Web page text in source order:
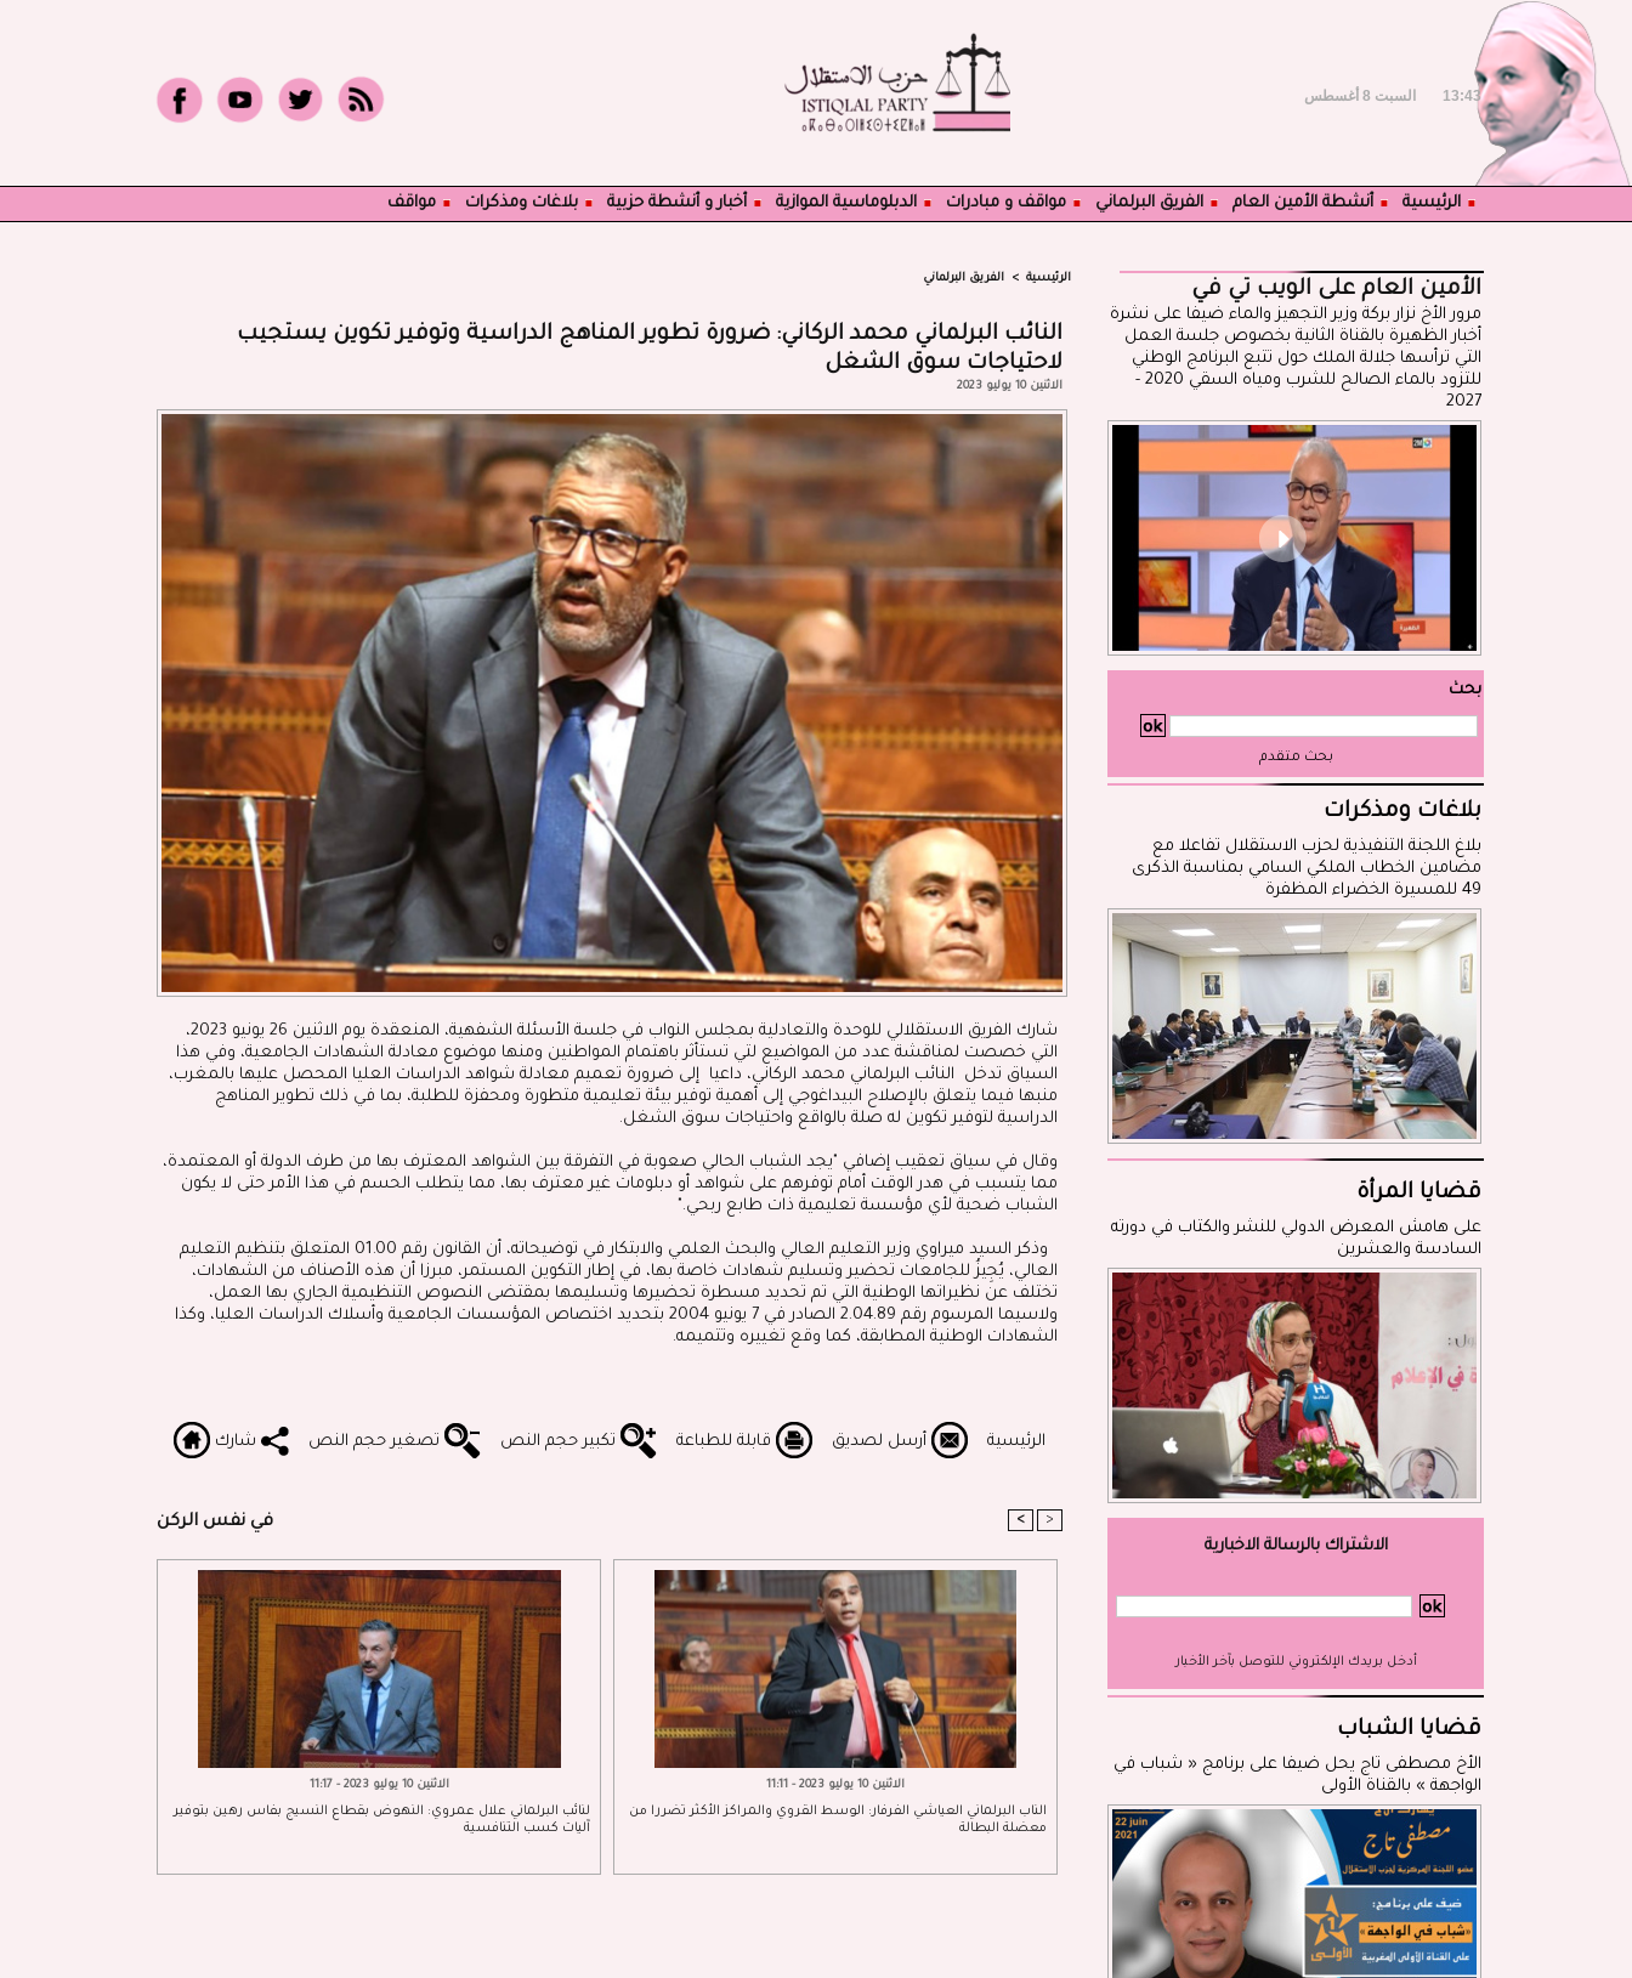
السبت 8 أغسطس 13:43
الرئيسية أنشطة الأمين العام الفريق البرلماني مواقف و مبادرات الدبلوماسية الموازية أخبار و أنشطة حزبية بلاغات ومذكرات مواقف
الرئيسية > الفريق البرلماني
النائب البرلماني محمد الركاني: ضرورة تطوير المناهج الدراسية وتوفير تكوين يستجيب
لاحتياجات سوق الشغل
الاثنين 10 يوليو 2023
شارك الفريق الاستقلالي للوحدة والتعادلية بمجلس النواب في جلسة الأسئلة الشفهية، المنعقدة يوم الاثنين 26 يونيو 2023،
التي خصصت لمناقشة عدد من المواضيع لتي تستأثر باهتمام المواطنين ومنها موضوع معادلة الشهادات الجامعية، وفي هذا
السياق تدخل النائب البرلماني محمد الركاني، داعيا إلى ضرورة تعميم معادلة شواهد الدراسات العليا المحصل عليها بالمغرب،
منبها فيما يتعلق بالإصلاح البيداغوجي إلى أهمية توفير بيئة تعليمية متطورة ومحفزة للطلبة، بما في ذلك تطوير المناهج
الدراسية لتوفير تكوين له صلة بالواقع واحتياجات سوق الشغل.
وقال في سياق تعقيب إضافي "يجد الشباب الحالي صعوبة في التفرقة بين الشواهد المعترف بها من طرف الدولة أو المعتمدة،
مما يتسبب في هدر الوقت أمام توفرهم على شواهد أو دبلومات غير معترف بها، مما يتطلب الحسم في هذا الأمر حتى لا يكون
الشباب ضحية لأي مؤسسة تعليمية ذات طابع ربحي".
وذكر السيد ميراوي وزير التعليم العالي والبحث العلمي والابتكار في توضيحاته، أن القانون رقم 01.00 المتعلق بتنظيم التعليم
العالي، يُجِيزُ للجامعات تحضير وتسليم شهادات خاصة بها، في إطار التكوين المستمر، مبرزا أن هذه الأصناف من الشهادات،
تختلف عن نظيراتها الوطنية التي تم تحديد مسطرة تحضيرها وتسليمها بمقتضى النصوص التنظيمية الجاري بها العمل،
ولاسيما المرسوم رقم 2.04.89 الصادر في 7 يونيو 2004 بتحديد اختصاص المؤسسات الجامعية وأسلاك الدراسات العليا، وكذا
الشهادات الوطنية المطابقة، كما وقع تغييره وتتميمه.
الرئيسية أرسل لصديق قابلة للطباعة تكبير حجم النص تصغير حجم النص شارك
في نفس الركن < >
الاثنين 10 يوليو 2023 - 11:17
لنائب البرلماني علال عمروي: النهوض بقطاع النسيج بفاس رهين بتوفير
آليات كسب التنافسية
الاثنين 10 يوليو 2023 - 11:11
الناب البرلماني العياشي الفرفار: الوسط القروي والمراكز الأكثر تضررا من
معضلة البطالة
الأمين العام على الويب تي في
مرور الأخ نزار بركة وزير التجهيز والماء ضيفا على نشرة
أخبار الظهيرة بالقناة الثانية بخصوص جلسة العمل
التي ترأسها جلالة الملك حول تتبع البرنامج الوطني
للتزود بالماء الصالح للشرب ومياه السقي 2020 -
2027
بحث
بحث متقدم
بلاغات ومذكرات
بلاغ اللجنة التنفيذية لحزب الاستقلال تفاعلا مع
مضامين الخطاب الملكي السامي بمناسبة الذكرى
49 للمسيرة الخضراء المظفرة
قضايا المرأة
على هامش المعرض الدولي للنشر والكتاب في دورته
السادسة والعشرين
الاشتراك بالرسالة الاخبارية
أدخل بريدك الإلكتروني للتوصل بآخر الأخبار
قضايا الشباب
الأخ مصطفى تاج يحل ضيفا على برنامج « شباب في
الواجهة » بالقناة الأولى